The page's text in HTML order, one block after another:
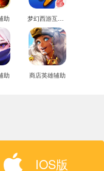
助 梦幻西游互通版辅助
助 商店英雄辅助
IOS版